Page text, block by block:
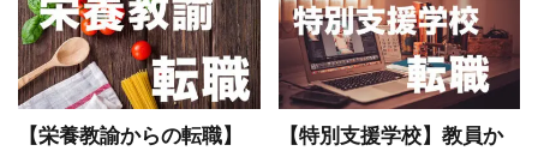
【栄養教諭からの転職】
【特別支援学校】教員か